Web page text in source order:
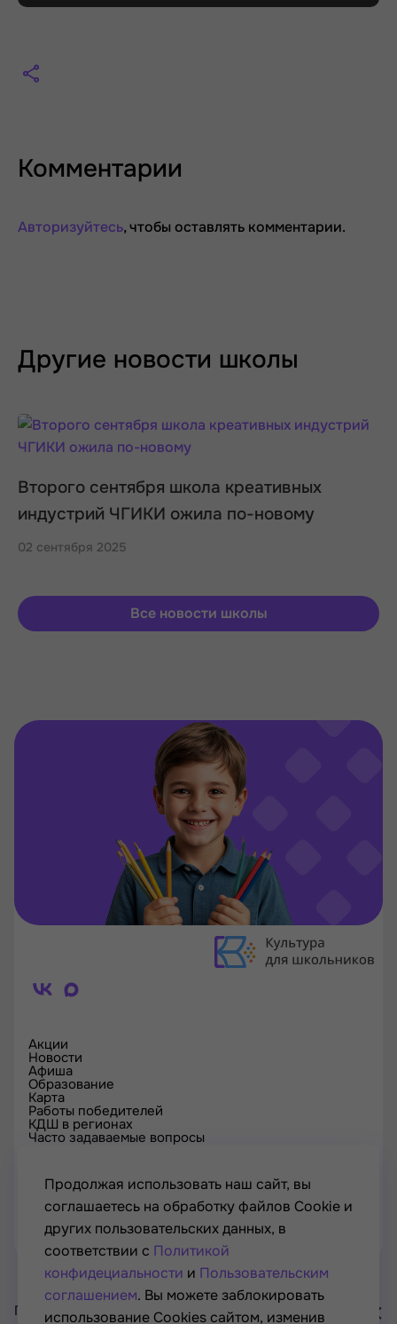
Комментарии
Авторизуйтесь, чтобы оставлять комментарии.
Другие новости школы
Второго сентября школа креативных
индустрий ЧГИКИ ожила по-новому
02 сентября 2025
Все новости школы
Акции
Новости
Афиша
Образование
Карта
Работы победителей
КДШ в регионах
Часто задаваемые вопросы
Проверка сертификата
Контакты
Проект Минкультуры России, Минпросвещения России
Продолжая использовать наш сайт, вы
соглашаетесь на обработку файлов Cookie и
других пользовательских данных, в
соответствии с Политикой
конфидециальности и Пользовательским
соглашением. Вы можете заблокировать
использование Cookies сайтом, изменив